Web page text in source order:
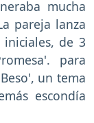
mucha
pareja lanza
de 3
para
un tema
escondía